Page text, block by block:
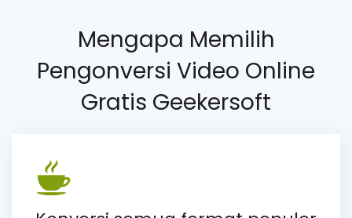
Mengapa Memilih
Pengonversi Video Online
Gratis Geekersoft